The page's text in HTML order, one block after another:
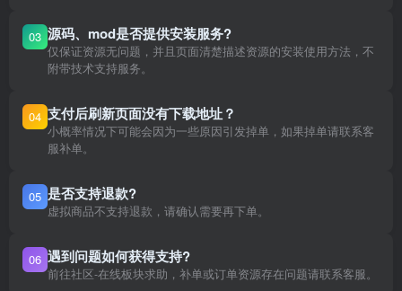
03 源码、mod是否提供安装服务?
仅保证资源无问题，并且页面清楚描述资源的安装使用方法，不
附带技术支持服务。
04 支付后刷新页面没有下载地址？
小概率情况下可能会因为一些原因引发掉单，如果掉单请联系客
服补单。
05 是否支持退款?
虚拟商品不支持退款，请确认需要再下单。
06 遇到问题如何获得支持?
前往社区-在线板块求助，补单或订单资源存在问题请联系客服。